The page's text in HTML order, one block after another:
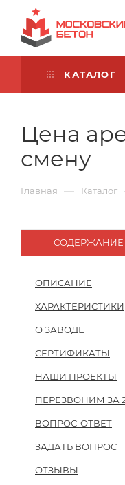
КАТАЛОГ
Цена
смену
Главная — Каталог
ОПИСАНИЕ
ХАРАКТЕРИСТИКИ
О ЗАВОДЕ
СЕРТИФИКАТЫ
НАШИ ПРОЕКТЫ
ПЕРЕЗВОНИМ ЗА
ВОПРОС-ОТВЕТ
ЗАДАТЬ ВОПРОС
ОТЗЫВЫ